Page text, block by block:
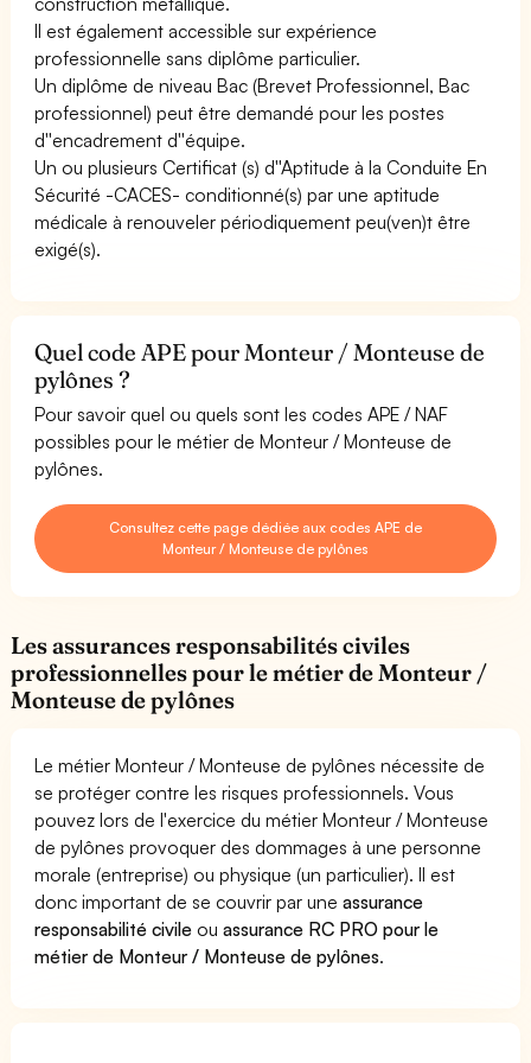
Il est également accessible sur expérience
professionnelle sans diplôme particulier.
Un diplôme de niveau Bac (Brevet Professionnel, Bac
professionnel) peut être demandé pour les postes
d''encadrement d''équipe.
Un ou plusieurs Certificat (s) d''Aptitude à la Conduite En
Sécurité -CACES- conditionné(s) par une aptitude
médicale à renouveler périodiquement peu(ven)t être
exigé(s).
Quel code APE pour Monteur / Monteuse de
pylônes ?
Pour savoir quel ou quels sont les codes APE / NAF
possibles pour le métier de Monteur / Monteuse de
pylônes.
Consultez cette page dédiée aux codes APE de
Monteur / Monteuse de pylônes
Les assurances responsabilités civiles
professionnelles pour le métier de Monteur /
Monteuse de pylônes
Le métier Monteur / Monteuse de pylônes nécessite de
se protéger contre les risques professionnels. Vous
pouvez lors de l'exercice du métier Monteur / Monteuse
de pylônes provoquer des dommages à une personne
morale (entreprise) ou physique (un particulier). Il est
donc important de se couvrir par uneassurance
responsabilité civile ouassurance RC PRO pour le
métier de Monteur / Monteuse de pylônes.